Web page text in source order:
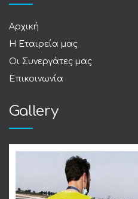
Αρχική
Η Εταιρεία μας
Οι Συνεργάτες μας
Επικοινωνία
Gallery